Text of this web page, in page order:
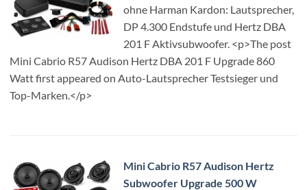
ohne Harman Kardon: Lautsprecher,
DP 4.300 Endstufe und Hertz DBA
201 F Aktivsubwoofer. <p>The post
Mini Cabrio R57 Audison Hertz DBA 201 F Upgrade 860
Watt first appeared on Auto-Lautsprecher Testsieger und
Top-Marken.</p>
Mini Cabrio R57 Audison Hertz
Subwoofer Upgrade 500 W